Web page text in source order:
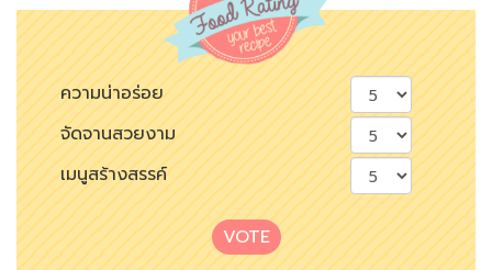
ความน่าอร่อย
จัดจานสวยงาม
เมนูสร้างสรรค์
VOTE